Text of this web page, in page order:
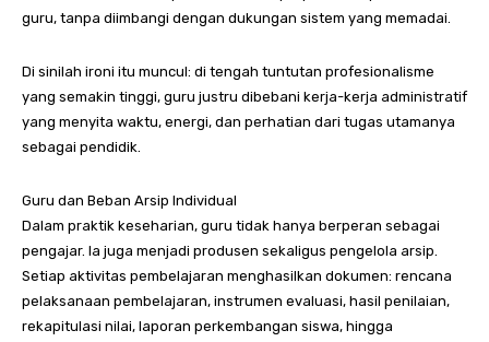
guru, tanpa diimbangi dengan dukungan sistem yang memadai.
Di sinilah ironi itu muncul: di tengah tuntutan profesionalisme
yang semakin tinggi, guru justru dibebani kerja-kerja administratif
yang menyita waktu, energi, dan perhatian dari tugas utamanya
sebagai pendidik.
Guru dan Beban Arsip Individual
Dalam praktik keseharian, guru tidak hanya berperan sebagai
pengajar. Ia juga menjadi produsen sekaligus pengelola arsip.
Setiap aktivitas pembelajaran menghasilkan dokumen: rencana
pelaksanaan pembelajaran, instrumen evaluasi, hasil penilaian,
rekapitulasi nilai, laporan perkembangan siswa, hingga